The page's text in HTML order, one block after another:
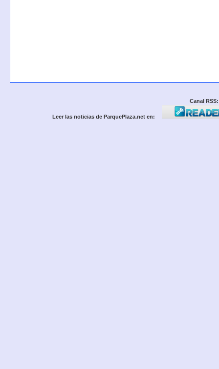
Canal RSS:
Leer las noticias de ParquePlaza.net en: